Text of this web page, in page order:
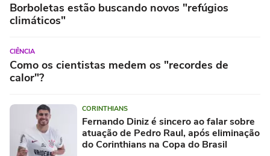
Borboletas estão buscando novos "refúgios
climáticos"
CIÊNCIA
Como os cientistas medem os "recordes de
calor"?
CORINTHIANS
Fernando Diniz é sincero ao falar sobre
atuação de Pedro Raul, após eliminação
do Corinthians na Copa do Brasil